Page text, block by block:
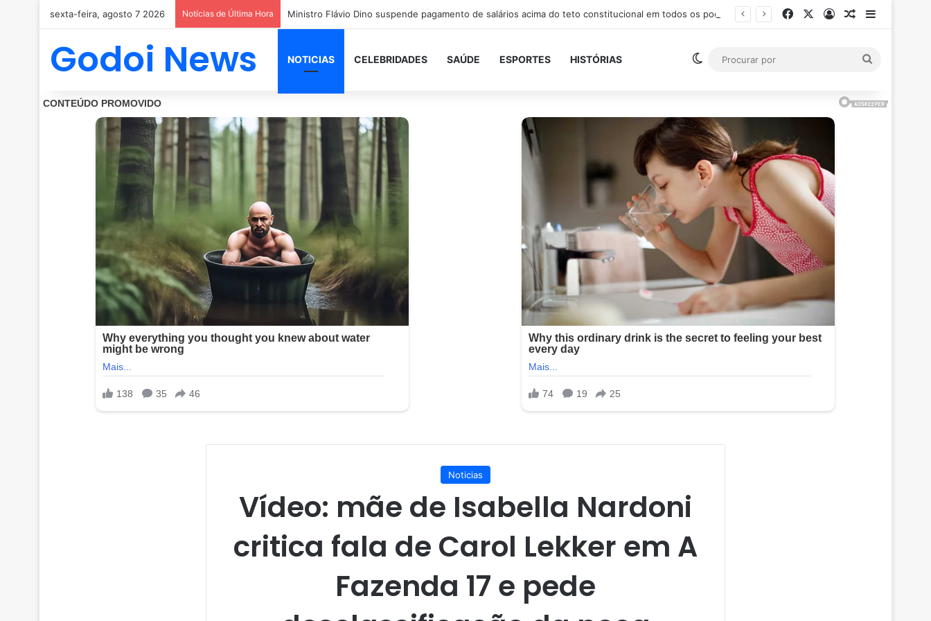
sexta-feira, agosto 7 2026 Notícias de Última Hora FacebookEntrarArtigoBarra
Godoi News NOTICIAS CELEBRIDADES SAÚDE ESPORTES HISTÓRIAS Switch skin
Noticias
Vídeo: mãe de Isabella Nardoni
critica fala de Carol Lekker em A
Fazenda 17 e pede